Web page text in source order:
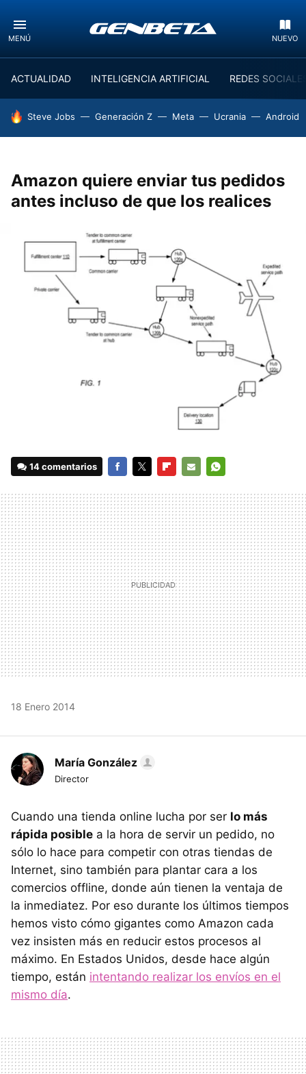
MENÚ NUEVO
ACTUALIDAD INTELIGENCIA ARTIFICIAL REDES
HOY SE HABLA DE
Steve Jobs Generación Z Meta Ucrania Android
Amazon quiere enviar tus pedidos
antes incluso de que los realices
14 comentarios
MAIL
18 Enero 2014
María González
Director
Cuando una tienda online lucha por ser lo más
rápida posible a la hora de servir un pedido, no
sólo lo hace para competir con otras tiendas de
Internet, sino también para plantar cara a los
comercios offline, donde aún tienen la ventaja de
la inmediatez. Por eso durante los últimos tiempos
hemos visto cómo gigantes como Amazon cada
vez insisten más en reducir estos procesos al
máximo. En Estados Unidos, desde hace algún
tiempo, están intentando realizar los envíos en el
mismo día.